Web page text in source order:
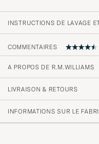
INSTRUCTIONS DE LAVAGE
COMMENTAIRES
Bra oppdatert
jeg har aldri vært
A PROPOS DE R.M.WILLIAMS
LIVRAISON & RETOURS
INFORMATIONS SUR LE